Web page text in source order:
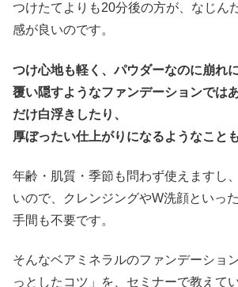
つけたてよりも20分後の方が、なじん
感が良いのです。
つけ心地も軽く、パウダーなのに崩れに
覆い隠すようなファンデーションでは
だけ白浮きしたり、
厚ぼったい仕上がりになるようなこと
年齢・肌質・季節も問わず使えますし
いので、クレンジングやW洗顔といった
手間も不要です。
そんなベアミネラルのファンデーショ
っとしたコツ」を、セミナーで教えて